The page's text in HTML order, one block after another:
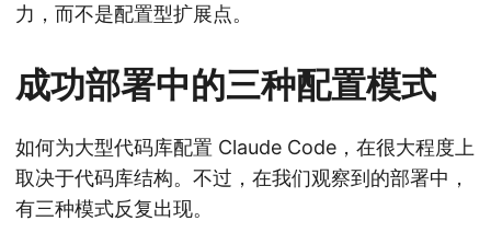
力，而不是配置型扩展点。
成功部署中的三种配置模式
如何为大型代码库配置 Claude Code，在很大程度上
取决于代码库结构。不过，在我们观察到的部署中，
有三种模式反复出现。